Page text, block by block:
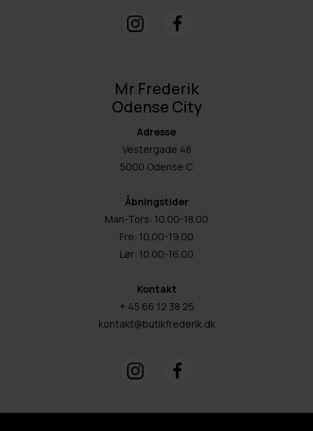
Mr Frederik
Odense City
Adresse
Vestergade 48
5000 Odense C
Åbningstider
Man-Tors: 10.00-18.00
Fre: 10.00-19.00
Lør: 10.00-16.00
Kontakt
+ 45 66 12 38 25
kontakt@butikfrederik.dk